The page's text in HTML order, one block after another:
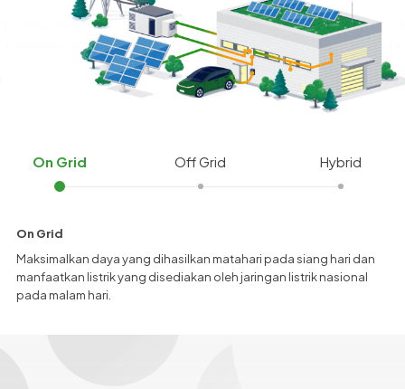
On Grid Off Grid Hybrid
On Grid
Maksimalkan daya yang dihasilkan matahari pada siang hari dan
manfaatkan listrik yang disediakan oleh jaringan listrik nasional
pada malam hari.